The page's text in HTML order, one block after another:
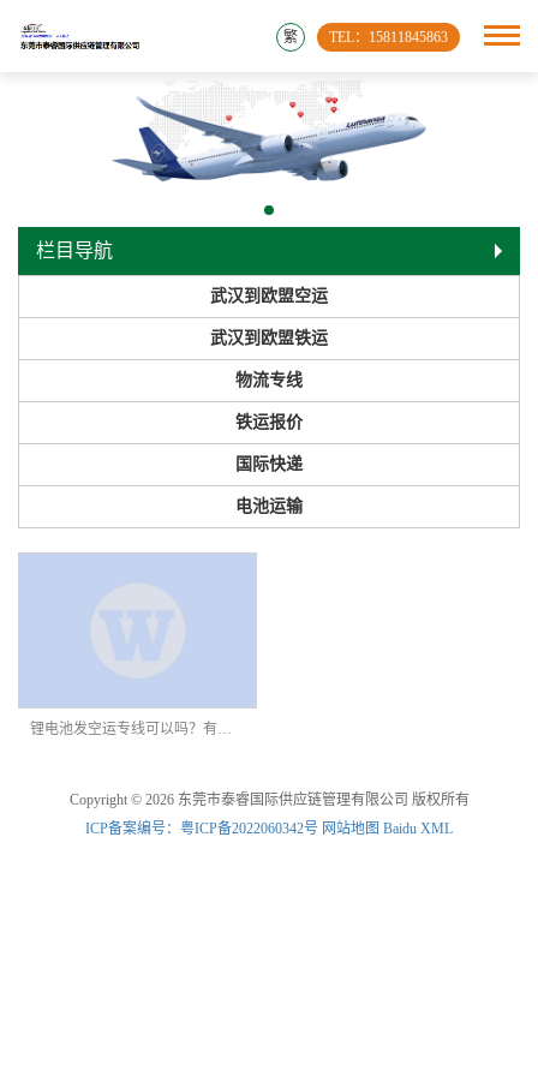
TEL：15811845863
繁
栏目导航
武汉到欧盟空运
武汉到欧盟铁运
物流专线
铁运报价
国际快递
电池运输
锂电池发空运专线可以吗？有什么快递专线可以寄锂电池
Copyright © 2026 东莞市泰睿国际供应链管理有限公司 版权所有
ICP备案编号：粤ICP备2022060342号 网站地图 Baidu XML